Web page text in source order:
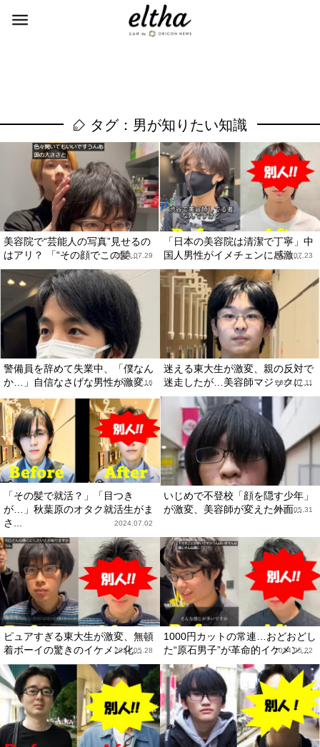
タグ：男が知りたい知識
美容院で“芸能人の写真”見せるの
はアリ？ 「“その顔でこの髪...
2024.07.29
「日本の美容院は清潔で丁寧」中
国人男性がイメチェンに感激...
2024.07.23
警備員を辞めて失業中、「僕なん
か…」自信なさげな男性が激変...
2024.07.16
迷える東大生が激変、親の反対で
迷走したが…美容師マジックに...
2024.07.11
「その髪で就活？」「目つき
が…」秋葉原のオタク就活生がま
さ...
2024.07.02
いじめで不登校「顔を隠す少年」
が激変、美容師が変えた外面...
2024.05.31
ピュアすぎる東大生が激変、無頓
着ボーイの驚きのイケメン化...
2024.05.28
1000円カットの常連…おどおどし
た“原石男子”が革命的イケメン...
2024.05.22